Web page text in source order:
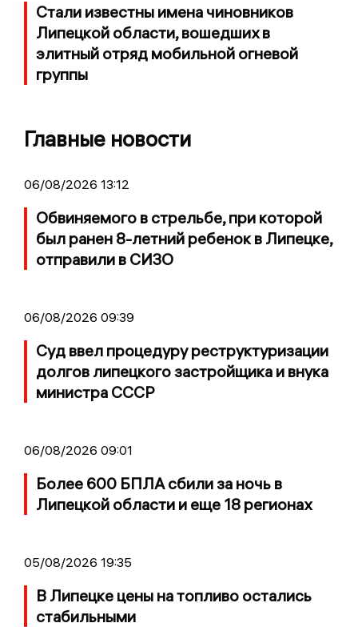
Стали известны имена чиновников
Липецкой области, вошедших в
элитный отряд мобильной огневой
группы
Главные новости
06/08/2026 13:12
Обвиняемого в стрельбе, при которой
был ранен 8-летний ребенок в Липецке,
отправили в СИЗО
06/08/2026 09:39
Суд ввел процедуру реструктуризации
долгов липецкого застройщика и внука
министра СССР
06/08/2026 09:01
Более 600 БПЛА сбили за ночь в
Липецкой области и еще 18 регионах
05/08/2026 19:35
В Липецке цены на топливо остались
стабильными